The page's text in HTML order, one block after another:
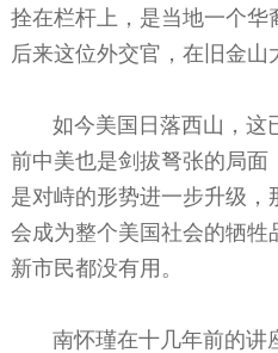
拴在栏杆上，是当地一个华
后来这位外交官，在旧金山
如今美国日落西山，这
前中美也是剑拔弩张的局面
是对峙的形势进一步升级
会成为整个美国社会的牺牲
新市民都没有用。
南怀瑾在十几年前的讲